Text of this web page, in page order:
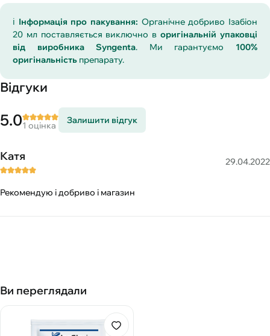
ℹ️ Інформація про пакування: Органічне добриво Ізабіон
20 мл поставляється виключно воригінальній упаковці
від виробника Syngenta. Ми гарантуємо 100%
оригінальність препарату.
Відгуки
5.01 оцінка
Залишити відгук
Катя 29.04.2022
Рекомендую і добриво і магазин
Ви переглядали